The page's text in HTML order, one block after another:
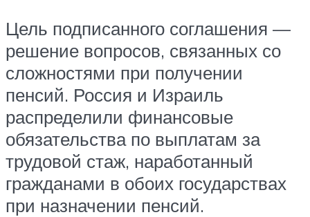
Цель подписанного соглашения —
решение вопросов, связанных со
сложностями при получении
пенсий. Россия и Израиль
распределили финансовые
обязательства по выплатам за
трудовой стаж, наработанный
гражданами в обоих государствах
при назначении пенсий.